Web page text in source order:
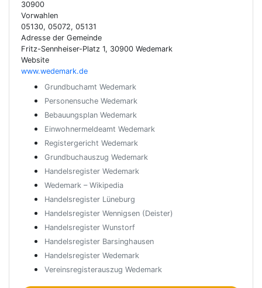
30900
Vorwahlen
05130, 05072, 05131
Adresse der Gemeinde
Fritz-Sennheiser-Platz 1, 30900 Wedemark
Website
www.wedemark.de
Grundbuchamt Wedemark
Personensuche Wedemark
Bebauungsplan Wedemark
Einwohnermeldeamt Wedemark
Registergericht Wedemark
Grundbuchauszug Wedemark
Handelsregister Wedemark
Wedemark – Wikipedia
Handelsregister Lüneburg
Handelsregister Wennigsen (Deister)
Handelsregister Wunstorf
Handelsregister Barsinghausen
Handelsregister Wedemark
Vereinsregisterauszug Wedemark